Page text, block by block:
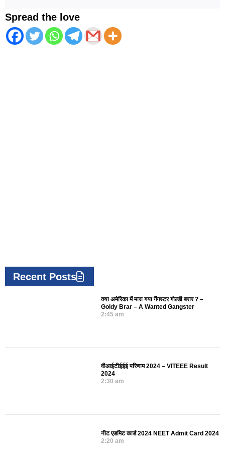
Spread the love
Recent Posts
क्या अमेरिका में मारा गया गैंगस्टर गोल्डी बरार ? –
Goldy Brar – A Wanted Gangster
2:45 am
वीआईटीईईई परिणाम 2024 – VITEEE Result
2024
2:30 am
नीट एडमिट कार्ड 2024 NEET Admit Card 2024
2:20 am